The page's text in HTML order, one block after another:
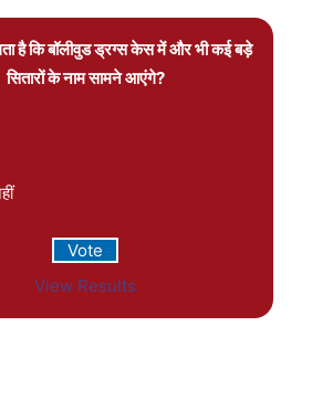
है कि बॉलीवुड ड्रग्स केस में और भी कई बड़े
सितारों के नाम सामने आएंगे?
View Results